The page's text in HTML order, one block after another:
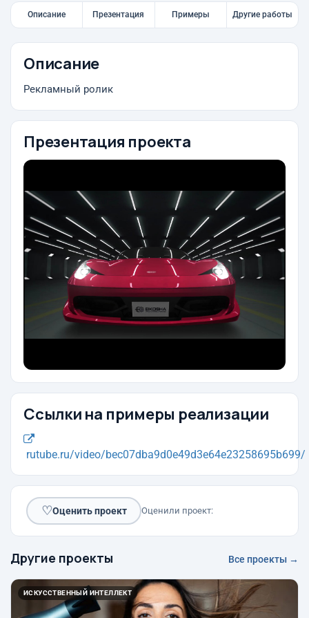
Описание Презентация Примеры Другие работы
Описание
Рекламный ролик
Презентация проекта
Ссылки на примеры реализации
rutube.ru/video/bec07dba9d0e49d3e64e23258695b699/
♡Оценить проект Оценили проект:
Другие проекты Все проекты →
ИСКУССТВЕННЫЙ ИНТЕЛЛЕКТ